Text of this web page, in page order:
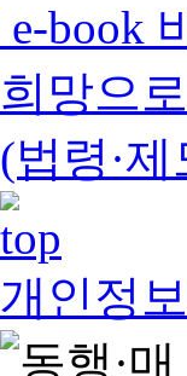
e-book
희망으
(법령·
개인정